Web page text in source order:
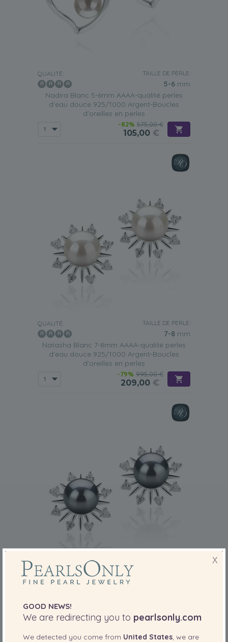
QUALITÉ: TAILLE DE PERLE:
5-6 mm
Nadira Blanc 5-6mm AAAA-qualité perles
d'eau douce 925/1000 Argent-Boucles
d'oreilles en perles
-82% 575,00 €
105,00 €
QUALITÉ: TAILLE DE PERLE:
7-8 mm
Natasha Blanc 7-8mm AAAA-qualité perles
d'eau douce 925/1000 Argent-Boucles
d'oreilles en perles
-79% 995,00 €
209,00 €
QUALITÉ:
d'eau douce 925/1000 Argent-Boucles
d'oreilles en perles
-79%
205,00€
X
GOOD NEWS!
We are redirecting you to pearlsonly.com
We detected you come from United States, we are